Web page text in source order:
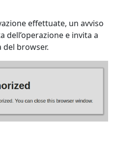
effettuate, un avviso
e invita a
browser.